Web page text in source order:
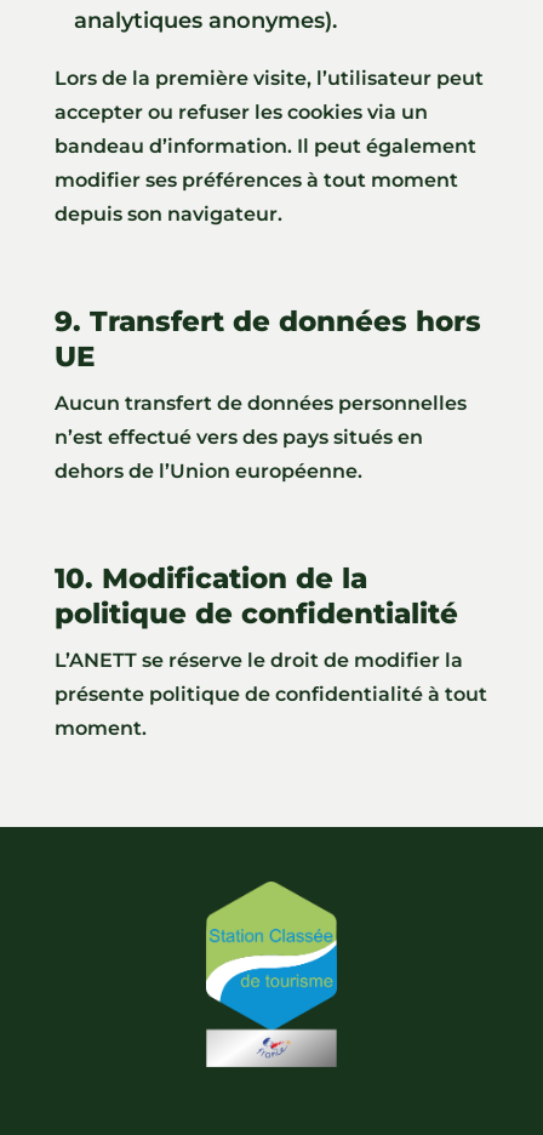
analytiques anonymes).
Lors de la première visite, l’utilisateur peut
accepter ou refuser les cookies via un
bandeau d’information. Il peut également
modifier ses préférences à tout moment
depuis son navigateur.
9. Transfert de données hors
UE
Aucun transfert de données personnelles
n’est effectué vers des pays situés en
dehors de l’Union européenne.
10. Modification de la
politique de confidentialité
L’ANETT se réserve le droit de modifier la
présente politique de confidentialité à tout
moment.